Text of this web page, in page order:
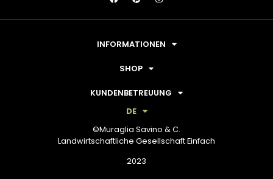
INFORMATIONEN
SHOP
KUNDENBETREUUNG
DE
©Muraglia Savino & C.
Landwirtschaftliche Gesellschaft Einfach
2023